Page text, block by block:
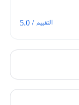
التقييم / 5.0